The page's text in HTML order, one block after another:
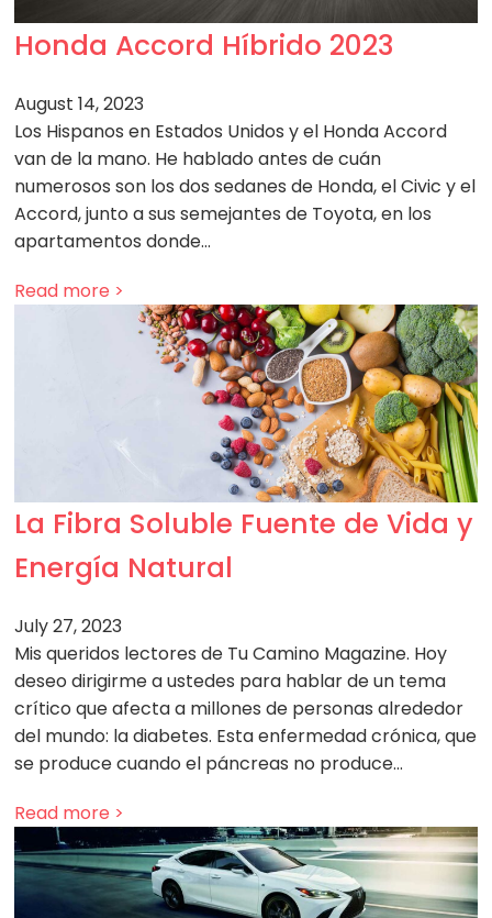
Honda Accord Híbrido 2023
August 14, 2023
Los Hispanos en Estados Unidos y el Honda Accord
van de la mano. He hablado antes de cuán
numerosos son los dos sedanes de Honda, el Civic y el
Accord, junto a sus semejantes de Toyota, en los
apartamentos donde…
Read more >
La Fibra Soluble Fuente de Vida y
Energía Natural
July 27, 2023
Mis queridos lectores de Tu Camino Magazine. Hoy
deseo dirigirme a ustedes para hablar de un tema
crítico que afecta a millones de personas alrededor
del mundo: la diabetes. Esta enfermedad crónica, que
se produce cuando el páncreas no produce…
Read more >